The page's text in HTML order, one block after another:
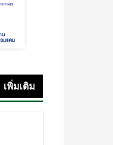
เพิ่มเติม